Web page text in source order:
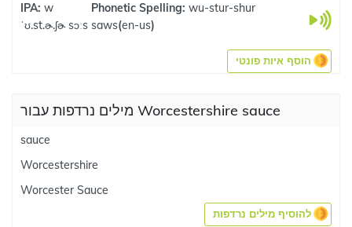
IPA: w
ˈʊ.st.ɚ.ʃɚ sɔːs
Phonetic Spelling: wu-stur-shur
saws(en-us)
הוסף איות פונטי
מילים נרדפות עבור Worcestershire sauce
sauce
Worcestershire
Worcester Sauce
להוסיף מילים נרדפות